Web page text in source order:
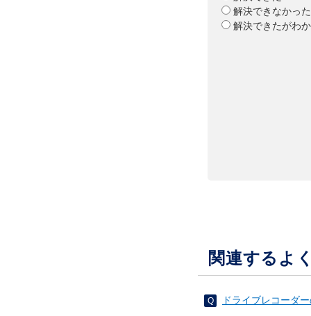
解決できなかった
解決できたがわ
関連するよ
ドライブレコーダ